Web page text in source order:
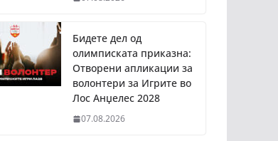
Бидете дел од
олимписката приказна:
Отворени апликации за
волонтери за Игрите во
Лос Анџелес 2028
07.08.2026